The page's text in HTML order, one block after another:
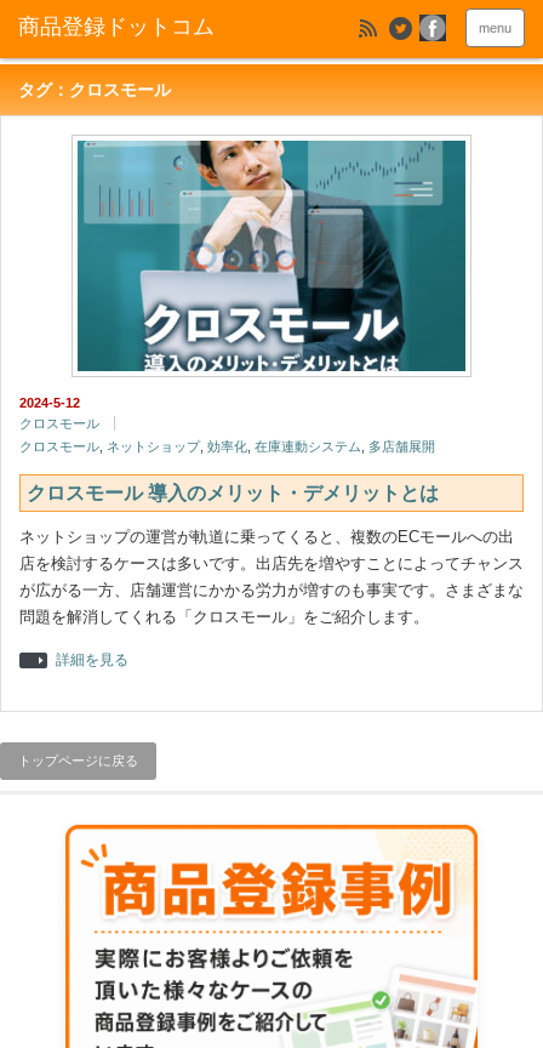
menu
タグ：クロスモール
2024-5-12
クロスモール
クロスモール ネットショップ, 効率化 在庫連動システム 多店舗展開
クロスモール 導入のメリット・デメリットとは
ネットショップの運営が軌道に乗ってくると、複数のECモールへの出
店を検討するケースは多いです。出店先を増やすことによってチャンス
が広がる一方、店舗運営にかかる労力が増すのも事実です。さまざまな
問題を解消してくれる「クロスモール」をご紹介します。
詳細を見る
トップページに戻る